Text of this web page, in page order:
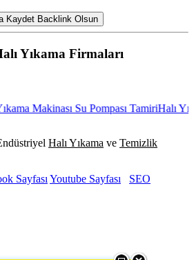
Kaydet Backlink Olsun
Yıkama Firmaları
Makinası Su Pompası TamiriHalı
Halı Yıkama ve Temizlik
Sayfası Youtube Sayfası SEO